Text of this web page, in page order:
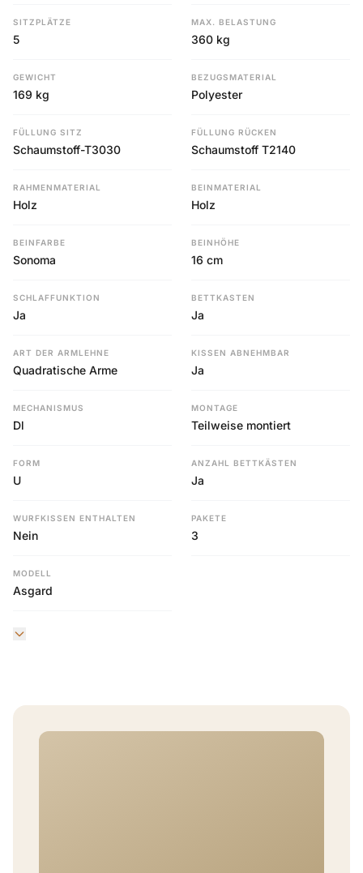
SITZPLÄTZE
5
MAX. BELASTUNG
360 kg
GEWICHT
169 kg
BEZUGSMATERIAL
Polyester
FÜLLUNG SITZ
Schaumstoff-T3030
FÜLLUNG RÜCKEN
Schaumstoff T2140
RAHMENMATERIAL
Holz
BEINMATERIAL
Holz
BEINFARBE
Sonoma
BEINHÖHE
16 cm
SCHLAFFUNKTION
Ja
BETTKASTEN
Ja
ART DER ARMLEHNE
Quadratische Arme
KISSEN ABNEHMBAR
Ja
MECHANISMUS
Dl
MONTAGE
Teilweise montiert
FORM
U
ANZAHL BETTKÄSTEN
Ja
WURFKISSEN ENTHALTEN
Nein
PAKETE
3
MODELL
Asgard